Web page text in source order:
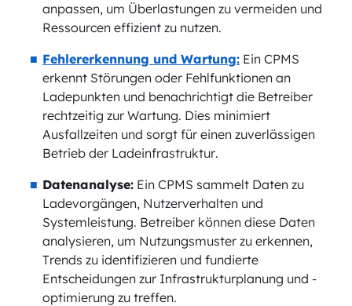
anpassen, um Überlastungen zu vermeiden und
Ressourcen effizient zu nutzen.
Fehlererkennung und Wartung: Ein CPMS
erkennt Störungen oder Fehlfunktionen an
Ladepunkten und benachrichtigt die Betreiber
rechtzeitig zur Wartung. Dies minimiert
Ausfallzeiten und sorgt für einen zuverlässigen
Betrieb der Ladeinfrastruktur.
Datenanalyse: Ein CPMS sammelt Daten zu
Ladevorgängen, Nutzerverhalten und
Systemleistung. Betreiber können diese Daten
analysieren, um Nutzungsmuster zu erkennen,
Trends zu identifizieren und fundierte
Entscheidungen zur Infrastrukturplanung und -
optimierung zu treffen.